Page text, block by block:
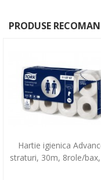
PRODUSE
Hartie igienica
straturi, 30m, 8role/